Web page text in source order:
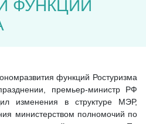
ФУНКЦИЙ
функций Ростуризма
премьер-министр РФ
изменения в структуре МЭР,
министерством полномочий по